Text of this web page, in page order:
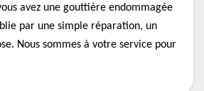
avez une gouttière endommagée
par une simple réparation, un
Nous sommes à votre service pour